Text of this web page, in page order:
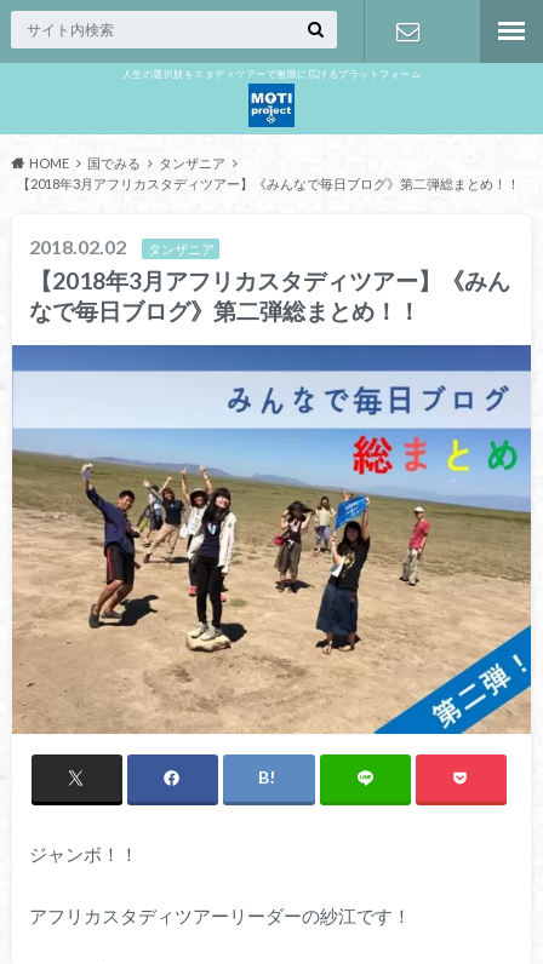
人生の選択肢をスタディツアーで無限に広げるプラットフォーム
HOME 国でみる
タンザニア
【2018年3月アフリカスタディツアー】《みんなで毎日ブログ》第二弾総まとめ！！
2018.02.02 タンザニア
【2018年3月アフリカスタディツアー】《みん
なで毎日ブログ》第二弾総まとめ！！
ジャンボ！！
アフリカスタディツアーリーダーの紗江です！